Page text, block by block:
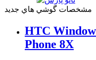
مشخصات گوشي هاي جديد
HTC
Phone 8X